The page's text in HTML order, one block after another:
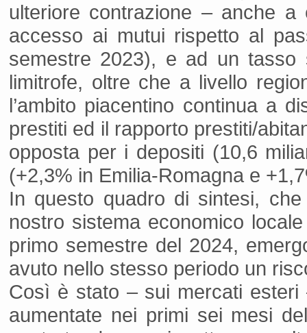
ulteriore contrazione – anche
accesso ai mutui rispetto al
semestre 2023), e ad un tasso
limitrofe, oltre che a livello
l’ambito piacentino continua a
prestiti ed il rapporto prestiti/
opposta per i depositi (10,6
(+2,3% in Emilia-Romagna e
In questo quadro di sintesi,
nostro sistema economico
primo semestre del 2024,
avuto nello stesso periodo un
Così è stato – sui mercati
aumentate nei primi sei mesi